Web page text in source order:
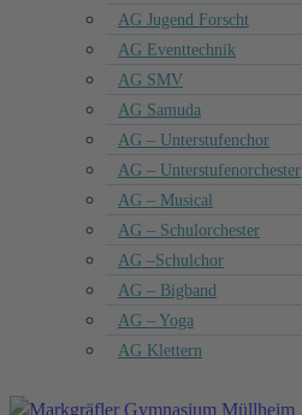
AG Jugend Forscht
AG Eventtechnik
AG SMV
AG Samuda
AG – Unterstufenchor
AG – Unterstufenorchester
AG – Musical
AG – Schulorchester
AG –Schulchor
AG – Bigband
AG – Yoga
AG Klettern